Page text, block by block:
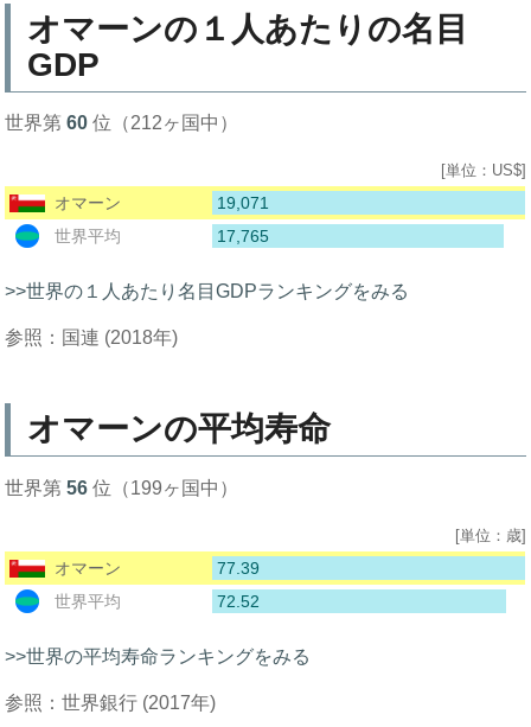
オマーンの１人あたりの名目
GDP
世界第60 位（212ヶ国中）
[単位：US$]
オマーン
19,071
世界平均
17,765
>>世界の１人あたり名目GDPランキングをみる
参照：国連 (2018年)
オマーンの平均寿命
世界第56 位（199ヶ国中）
[単位：歳]
オマーン
77.39
世界平均
72.52
>>世界の平均寿命ランキングをみる
参照：世界銀行 (2017年)